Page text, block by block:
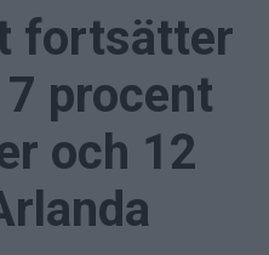
fortsätter
procent
och 12